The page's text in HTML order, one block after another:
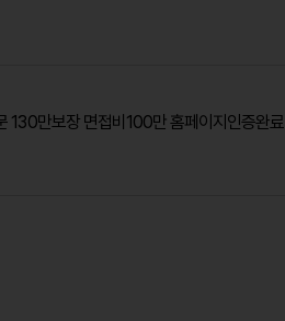
130만보장 면접비100만 홈페이지인증완료